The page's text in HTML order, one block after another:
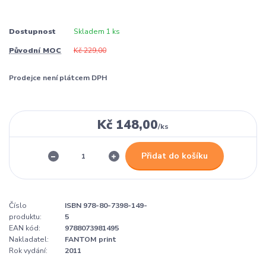
Dostupnost Skladem 1 ks
Původní MOC Kč 229,00
Prodejce není plátcem DPH
Kč 148,00/ks
Přidat do košíku
Číslo
produktu:
ISBN 978-80-7398-149-
5
EAN kód:
9788073981495
Nakladatel:
FANTOM print
Rok vydání:
2011